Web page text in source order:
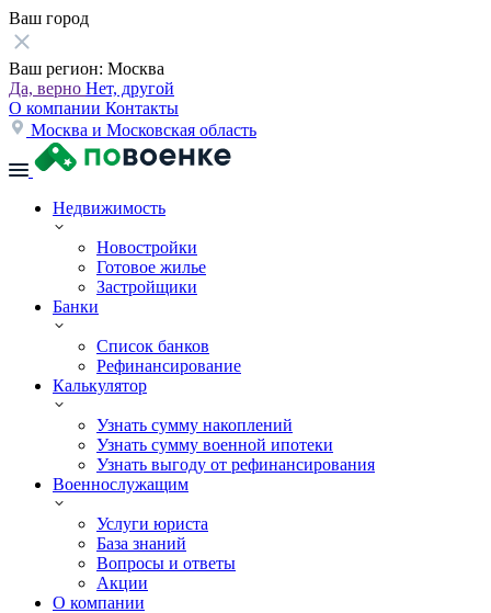
Ваш город
Ваш регион: Москва
Да, верно Нет, другой
О компании Контакты
Москва и Московская область
Недвижимость
Новостройки
Готовое жилье
Застройщики
Банки
Список банков
Рефинансирование
Калькулятор
Узнать сумму накоплений
Узнать сумму военной ипотеки
Узнать выгоду от рефинансирования
Военнослужащим
Услуги юриста
База знаний
Вопросы и ответы
Акции
О компании